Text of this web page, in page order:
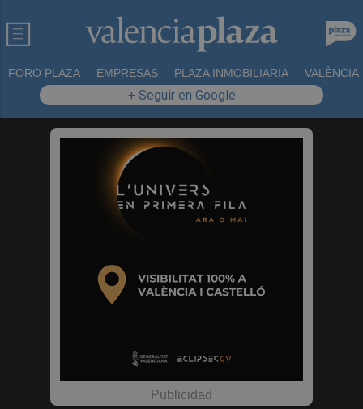
FORO PLAZA EMPRESAS PLAZA INMOBILIARIA VALÈNCIA
+ Seguir en Google